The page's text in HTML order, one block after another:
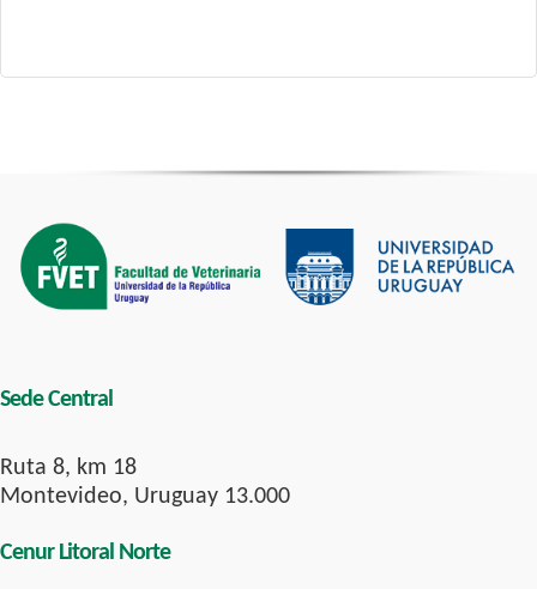
Sede Central
Ruta 8, km 18
Montevideo, Uruguay 13.000
Cenur Litoral Norte